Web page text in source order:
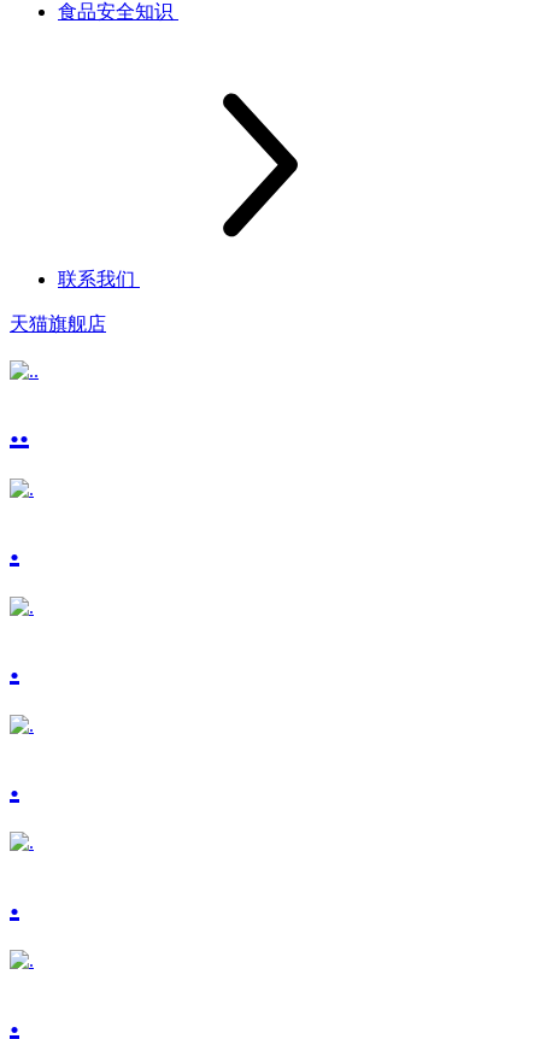
食品安全知识
联系我们
天猫旗舰店
..
.
.
.
.
.